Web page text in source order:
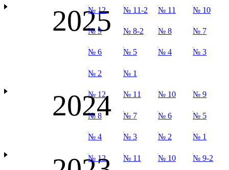
2025
№ 12 № 11-2 № 11 № 10
№ 9 № 8-2 № 8 № 7
№ 6 № 5 № 4 № 3
№ 2 № 1
2024
№ 12 № 11 № 10 № 9
№ 8 № 7 № 6 № 5
№ 4 № 3 № 2 № 1
№ 12 № 11 № 10 № 9-2